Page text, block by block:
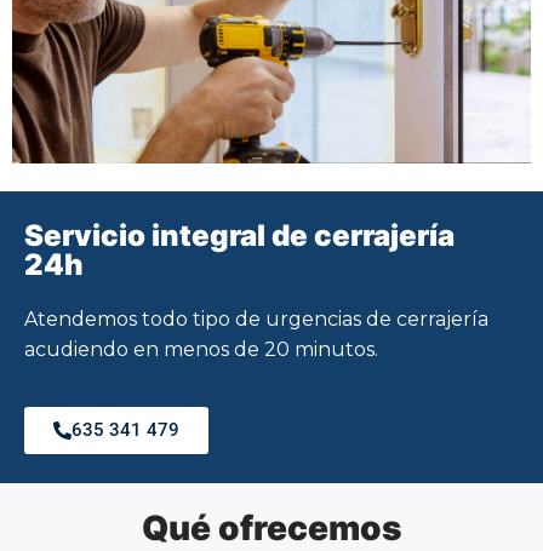
Servicio integral de cerrajería
24h
Atendemos todo tipo de urgencias de cerrajería
acudiendo en menos de 20 minutos.
635 341 479
Qué ofrecemos